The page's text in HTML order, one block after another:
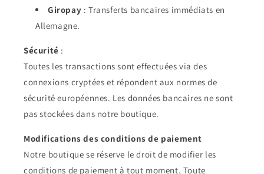
Giropay : Transferts bancaires immédiats en
Allemagne.
Sécurité :
Toutes les transactions sont effectuées via des
connexions cryptées et répondent aux normes de
sécurité européennes. Les données bancaires ne sont
pas stockées dans notre boutique.
Modifications des conditions de paiement
Notre boutique se réserve le droit de modifier les
conditions de paiement à tout moment. Toute